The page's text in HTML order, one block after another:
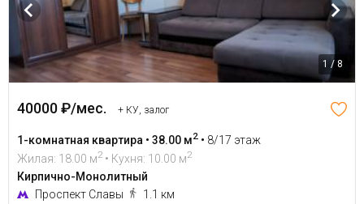
1 / 8
40000 ₽/мес. + КУ, залог
1-комнатная квартира • 38.00 м2 • 8/17 этаж
Жилая: 18.00 м2 • Кухня: 10.00 м2
Кирпично-Монолитный
Проспект Славы
1.1 км